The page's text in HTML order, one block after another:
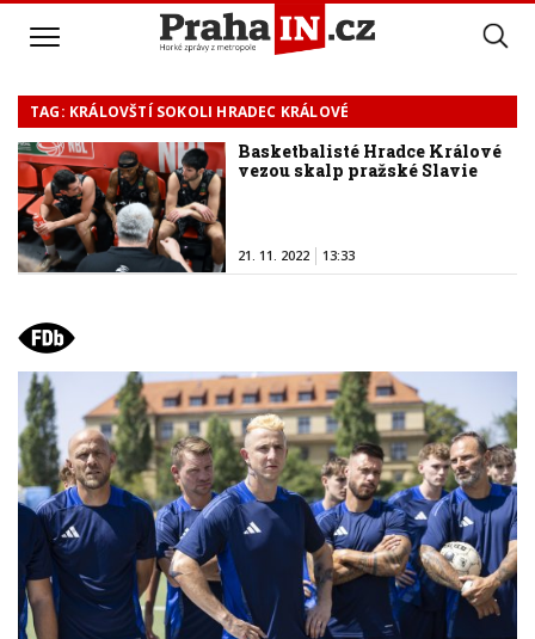
TAG: KRÁLOVŠTÍ SOKOLI HRADEC KRÁLOVÉ
Basketbalisté Hradce Králové
vezou skalp pražské Slavie
21. 11. 2022 13:33